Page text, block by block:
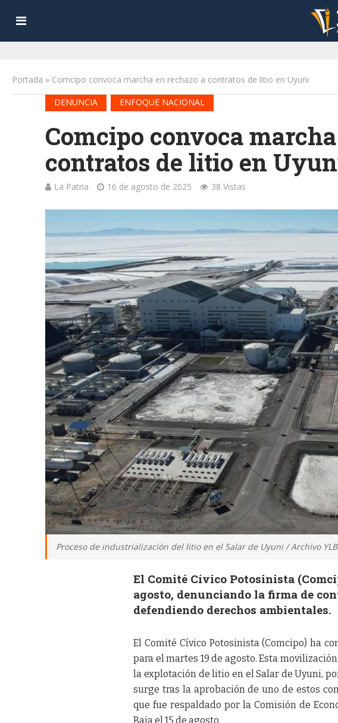
Portada » Comcipo convoca marcha en rechazo a contratos de litio en Uyuni
DENUNCIA
ENFOQUE NACIONAL
Comcipo convoca
contratos de litio en
La Patria 16 de agosto de 2025 38 Vistas
Proceso de industrialización del litio en el Salar de Uyuni / Archivo YLB
El Comité Cívico Potosinista
agosto, denunciando la firma de
defendiendo derechos ambientales.
El Comité Cívico Potosinista (Comcipo) ha
para el martes 19 de agosto. Esta
la explotación de litio en el Salar de Uyuni,
surge tras la aprobación de uno de estos
que fue respaldado por la Comisión de
Baja el 15 de agosto.